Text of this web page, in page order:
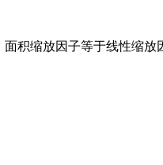
积缩放因子等于线性缩放